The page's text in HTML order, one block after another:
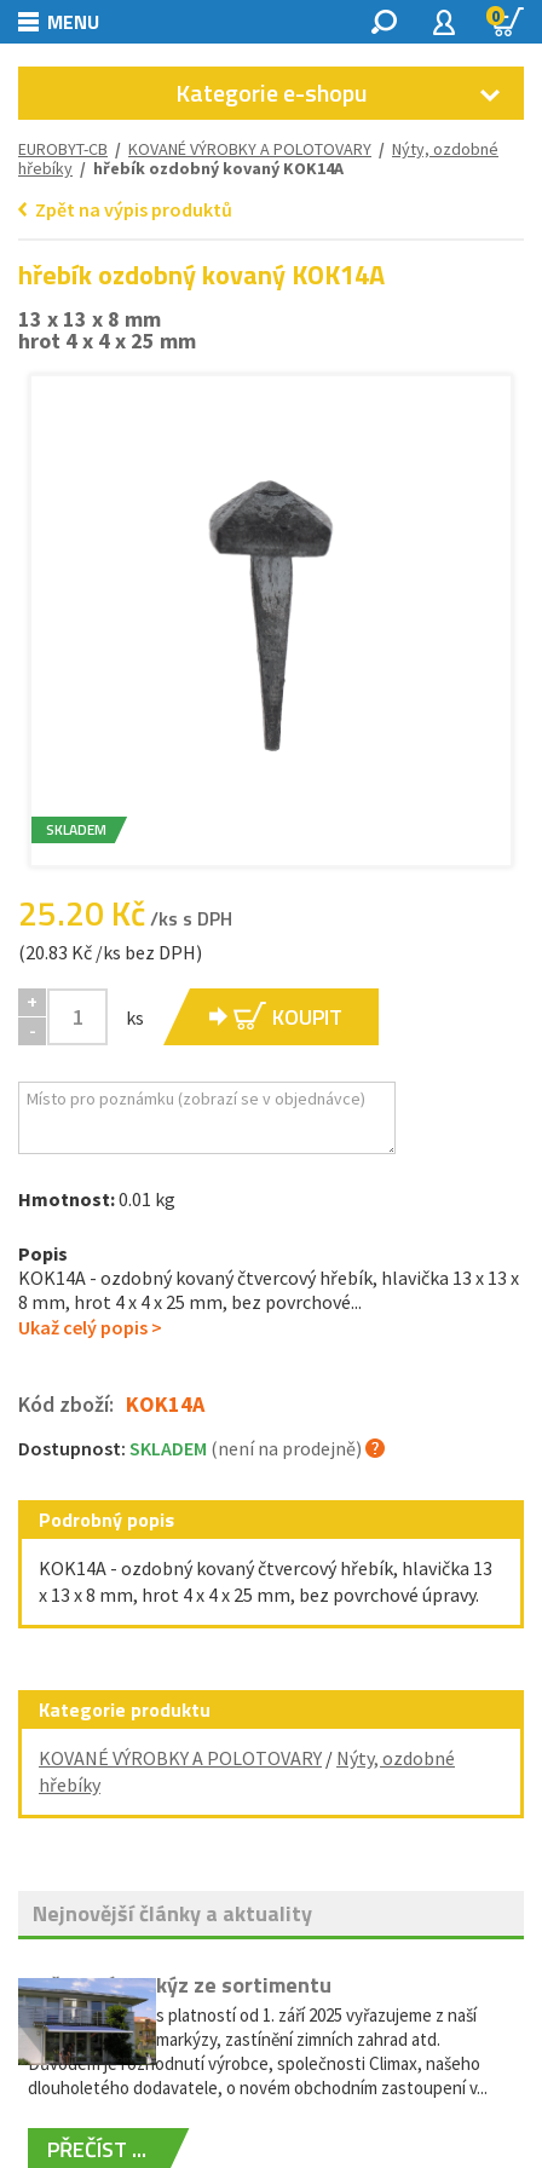
MENU 0
Kategorie e-shopu
EUROBYT-CB / KOVANÉ VÝROBKY A POLOTOVARY / Nýty, ozdobné
hřebíky / hřebík ozdobný kovaný KOK14A
Zpět na výpis produktů
hřebík ozdobný kovaný KOK14A
13 x 13 x 8 mm
hrot 4 x 4 x 25 mm
SKLADEM
25.20 Kč/ks s DPH
(20.83 Kč /ks bez DPH)
+
-
ks KOUPIT
Hmotnost:0.01 kg
Popis
KOK14A - ozdobný kovaný čtvercový hřebík, hlavička 13 x 13 x
8 mm, hrot 4 x 4 x 25 mm, bez povrchové...
Ukaž celý popis >
Kód zboží: KOK14A
Dostupnost: SKLADEM (není na prodejně)
Podrobný popis
KOK14A - ozdobný kovaný čtvercový hřebík, hlavička 13
x 13 x 8 mm, hrot 4 x 4 x 25 mm, bez povrchové úpravy.
Kategorie produktu
KOVANÉ VÝROBKY A POLOTOVARY / Nýty, ozdobné
hřebíky
Nejnovější články a aktuality
Vyřazení markýz ze sortimentu
Vážení zákazníci, s platností od 1. září 2025 vyřazujeme z naší
nabídky výsuvné markýzy, zastínění zimních zahrad atd.
Důvodem je rozhodnutí výrobce, společnosti Climax, našeho
dlouholetého dodavatele, o novém obchodním zastoupení v...
PŘEČÍST ...